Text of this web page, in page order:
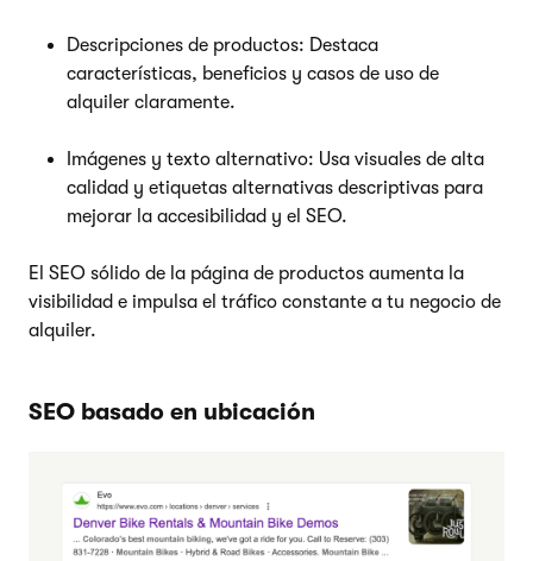
Descripciones de productos: Destaca
características, beneficios y casos de uso de
alquiler claramente.
Imágenes y texto alternativo: Usa visuales de alta
calidad y etiquetas alternativas descriptivas para
mejorar la accesibilidad y el SEO.
El SEO sólido de la página de productos aumenta la
visibilidad e impulsa el tráfico constante a tu negocio de
alquiler.
SEO basado en ubicación